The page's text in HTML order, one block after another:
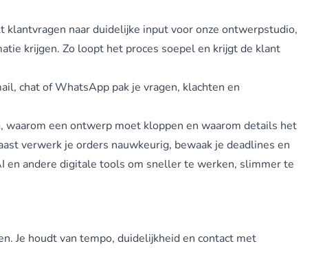
klantvragen naar duidelijke input voor onze ontwerpstudio,
krijgen. Zo loopt het proces soepel en krijgt de klant
chat of WhatsApp pak je vragen, klachten en
waarom een ontwerp moet kloppen en waarom details het
verwerk je orders nauwkeurig, bewaak je deadlines en
en andere digitale tools om sneller te werken, slimmer te
Je houdt van tempo, duidelijkheid en contact met